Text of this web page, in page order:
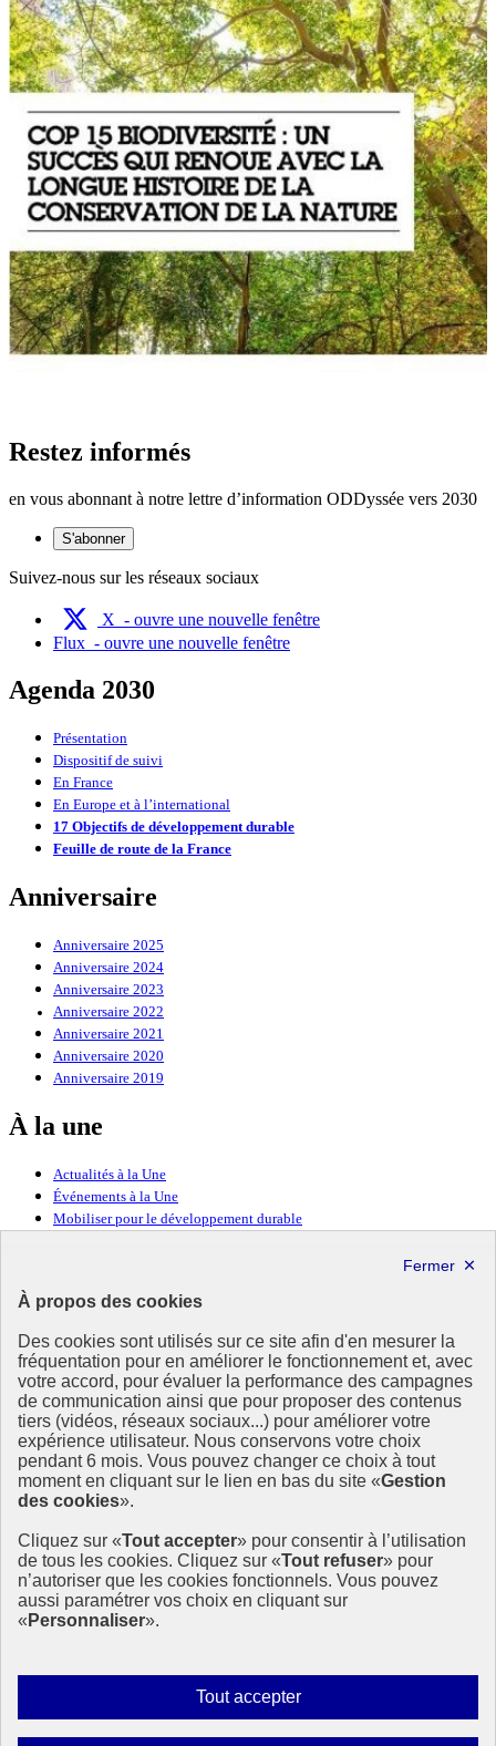
À propos des cookies
Des cookies sont utilisés sur ce site afin d'en mesurer la
fréquentation pour en améliorer le fonctionnement et, avec
votre accord, pour évaluer la performance des campagnes
de communication ainsi que pour proposer des contenus
tiers (vidéos, réseaux sociaux...) pour améliorer votre
expérience utilisateur. Nous conservons votre choix
pendant 6 mois. Vous pouvez changer ce choix à tout
moment en cliquant sur le lien en bas du site «Gestion
des cookies».
Cliquez sur «Tout accepter» pour consentir à l’utilisation
de tous les cookies. Cliquez sur «Tout refuser» pour
n’autoriser que les cookies fonctionnels. Vous pouvez
aussi paramétrer vos choix en cliquant sur
« Personnaliser».
Tout accepterAutoriser
tous
Restez informés
en vous abonnant à notre lettre d’information ODDyssée vers 2030
S'abonner
Suivez-nous sur les réseaux sociaux
X - ouvre une nouvelle fenêtre
Flux - ouvre une nouvelle fenêtre
Agenda 2030
Présentation
Dispositif de suivi
En France
En Europe et à l’international
17 Objectifs de développement durable
Feuille de route de la France
Anniversaire
Anniversaire 2025
Anniversaire 2024
Anniversaire 2023
Anniversaire 2022
Anniversaire 2021
Anniversaire 2020
Anniversaire 2019
À la une
Actualités à la Une
Événements à la Une
Mobiliser pour le développement durable
Ressources
Ressources
La Méth’ODD
Gouvernement
Ce site propose l’information de référence concernant l’Agenda
2030 et la feuille de route de la France. Il valorise la mobilisation de
tous les acteurs.
info.gouv.fr- ouvre une nouvelle fenêtre
service-public.fr - ouvre une nouvelle fenêtre
legifrance.gouv.fr- ouvre une nouvelle fenêtre
data.gouv.fr- ouvre une nouvelle fenêtre
Plan du site
Mentions légales